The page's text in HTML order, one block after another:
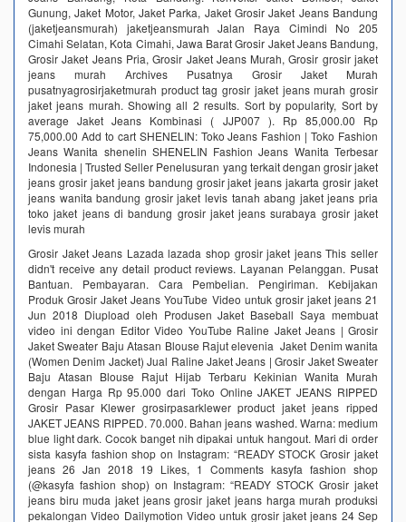
Gunung, Jaket Motor, Jaket Parka, Jaket Grosir Jaket Jeans Bandung
(jaketjeansmurah) jaketjeansmurah Jalan Raya Cimindi No 205
Cimahi Selatan, Kota Cimahi, Jawa Barat Grosir Jaket Jeans Bandung,
Grosir Jaket Jeans Pria, Grosir Jaket Jeans Murah, Grosir grosir jaket
jeans murah Archives Pusatnya Grosir Jaket Murah
pusatnyagrosirjaketmurah product tag grosir jaket jeans murah grosir
jaket jeans murah. Showing all 2 results. Sort by popularity, Sort by
average Jaket Jeans Kombinasi ( JJP007 ). Rp 85,000.00 Rp
75,000.00 Add to cart SHENELIN: Toko Jeans Fashion | Toko Fashion
Jeans Wanita‎ shenelin SHENELIN Fashion Jeans Wanita Terbesar
Indonesia | Trusted Seller Penelusuran yang terkait dengan grosir jaket
jeans grosir jaket jeans bandung grosir jaket jeans jakarta grosir jaket
jeans wanita bandung grosir jaket levis tanah abang jaket jeans pria
toko jaket jeans di bandung grosir jaket jeans surabaya grosir jaket
levis murah
Grosir Jaket Jeans Lazada lazada shop grosir jaket jeans This seller
didn't receive any detail product reviews. Layanan Pelanggan. Pusat
Bantuan. Pembayaran. Cara Pembelian. Pengiriman. Kebijakan
Produk Grosir Jaket Jeans YouTube Video untuk grosir jaket jeans 21
Jun 2018 Diupload oleh Produsen Jaket Baseball Saya membuat
video ini dengan Editor Video YouTube Raline Jaket Jeans | Grosir
Jaket Sweater Baju Atasan Blouse Rajut elevenia Jaket Denim wanita
(Women Denim Jacket) Jual Raline Jaket Jeans | Grosir Jaket Sweater
Baju Atasan Blouse Rajut Hijab Terbaru Kekinian Wanita Murah
dengan Harga Rp 95.000 dari Toko Online JAKET JEANS RIPPED
Grosir Pasar Klewer grosirpasarklewer product jaket jeans ripped
JAKET JEANS RIPPED. 70.000. Bahan jeans washed. Warna: medium
blue light dark. Cocok banget nih dipakai untuk hangout. Mari di order
sista kasyfa fashion shop on Instagram: “READY STOCK Grosir jaket
jeans 26 Jan 2018 19 Likes, 1 Comments kasyfa fashion shop
(@kasyfa fashion shop) on Instagram: “READY STOCK Grosir jaket
jeans biru muda jaket jeans grosir jaket jeans harga murah produksi
pekalongan Video Dailymotion Video untuk grosir jaket jeans 24 Sep